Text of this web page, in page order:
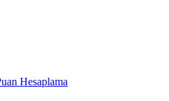
Hesaplama